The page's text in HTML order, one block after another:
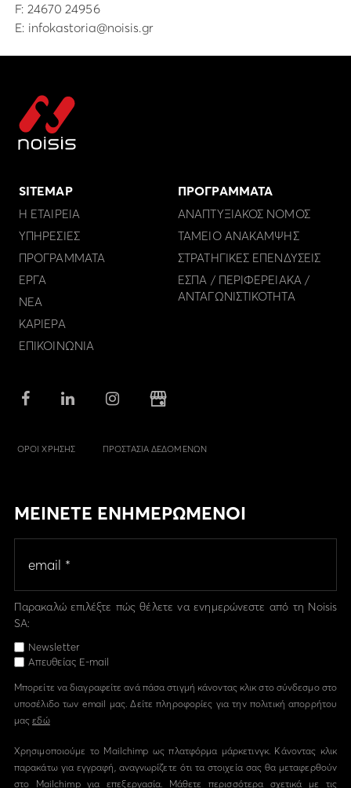
F: 24670 24956
E: infokastoria@noisis.gr
SITEMAP
Η ΕΤΑΙΡΕΙΑ
ΥΠΗΡΕΣΙΕΣ
ΠΡΟΓΡΑΜΜΑΤΑ
ΕΡΓΑ
ΝΕΑ
ΚΑΡΙΕΡΑ
ΕΠΙΚΟΙΝΩΝΙΑ
ΠΡΟΓΡΑΜΜΑΤΑ
ΑΝΑΠΤΥΞΙΑΚΟΣ ΝΟΜΟΣ
ΤΑΜΕΙΟ ΑΝΑΚΑΜΨΗΣ
ΣΤΡΑΤΗΓΙΚΕΣ ΕΠΕΝΔΥΣΕΙΣ
ΕΣΠΑ / ΠΕΡΙΦΕΡΕΙΑΚΑ /
ΑΝΤΑΓΩΝΙΣΤΙΚΟΤΗΤΑ
ΟΡΟΙ ΧΡΗΣΗΣ ΠΡΟΣΤΑΣΙΑ ΔΕΔΟΜΕΝΩΝ
ΜΕΙΝΕΤΕ ΕΝΗΜΕΡΩΜΕΝΟΙ
Παρακαλώ επιλέξτε πώς θέλετε να ενημερώνεστε από τη Noisis
SA:
Newsletter
Απευθείας E-mail
Μπορείτε να διαγραφείτε ανά πάσα στιγμή κάνοντας κλικ στο σύνδεσμο στο
υποσέλιδο των email μας. Δείτε πληροφορίες για την πολιτική απορρήτου
μαςεδώ
Χρησιμοποιούμε το Mailchimp ως πλατφόρμα μάρκετινγκ. Κάνοντας κλικ
παρακάτω για εγγραφή, αναγνωρίζετε ότι τα στοιχεία σας θα μεταφερθούν
στο Mailchimp για επεξεργασία. Μάθετε περισσότερα σχετικά με τις